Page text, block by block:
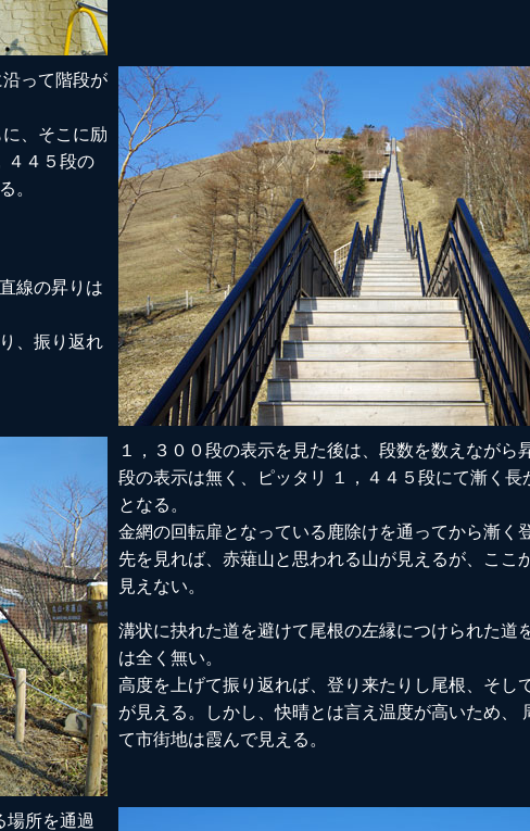
って階段が
、そこに励
４４５段の
。
線の昇りは
、振り返れ
１，３００段の表示を見た後は、段数を数えながら
段の表示は無く、ピッタリ １，４４５段にて漸く長
となる。
金網の回転扉となっている鹿除けを通ってから漸く
先を見れば、赤薙山と思われる山が見えるが、ここ
見えない。
溝状に抉れた道を避けて尾根の左縁につけられた道
は全く無い。
高度を上げて振り返れば、登り来たりし尾根、そし
が見える。しかし、快晴とは言え温度が高いため、
て市街地は霞んで見える。
場所を通過